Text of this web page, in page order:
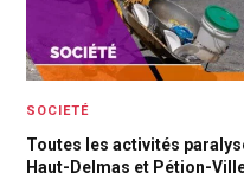
SOCIETÉ
Toutes les activités
Haut-Delmas et Pétion-